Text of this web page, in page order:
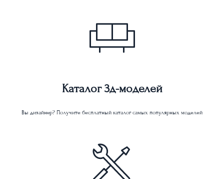
Каталог 3д-моделей
Вы дизайнер? Получите бесплатный каталог самых популярных моделей